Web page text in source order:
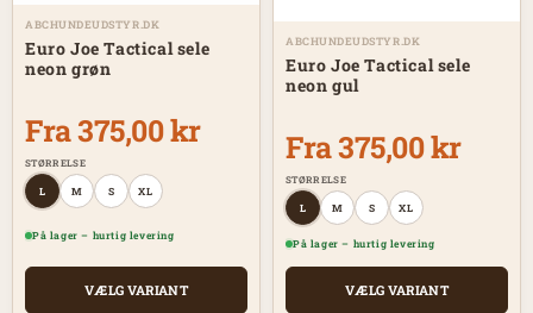
ABCHUNDEUDSTYR.DK
Euro Joe Tactical sele
neon grøn
Fra 375,00 kr
STØRRELSE
L M S XL
På lager – hurtig levering
VÆLG VARIANT
ABCHUNDEUDSTYR.DK
Euro Joe Tactical sele
neon gul
Fra 375,00 kr
STØRRELSE
L M S XL
På lager – hurtig levering
VÆLG VARIANT